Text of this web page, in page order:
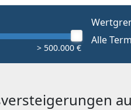
> 500.000 €
Alle